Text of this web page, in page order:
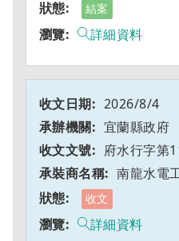
結案
詳細資料
2026/8/4
宜蘭縣政府
府水行字第
南龍水電
收文
詳細資料